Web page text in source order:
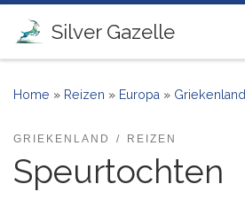
Ga naar inhoud
Silver Gazelle
Home » Reizen » Europa » Griekenland
GRIEKENLAND REIZEN
Speurtochten